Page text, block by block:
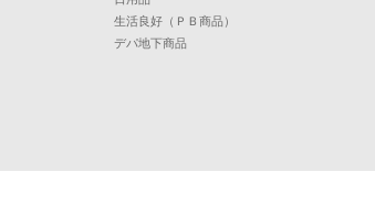
生活良好（ＰＢ商品）
デパ地下商品